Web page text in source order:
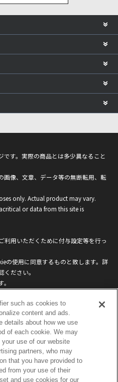
す。実際の商品とは多少異なること
像、文章、データ等の無断転用、転
only. Actual product may vary.
or data from this site is
用いただくために付与設定等を行っ
の使用に同意するものと致します。詳
ください。
Do Not Sell or Share My
Personal Information
ソーシャルメディアポリシー
お問い合わせ
such as cookies to
content and ads.
details about how we use
of each cookie. We may
use of our website
partners, who may
that you have provided to
from your use of their
and use cookies for our